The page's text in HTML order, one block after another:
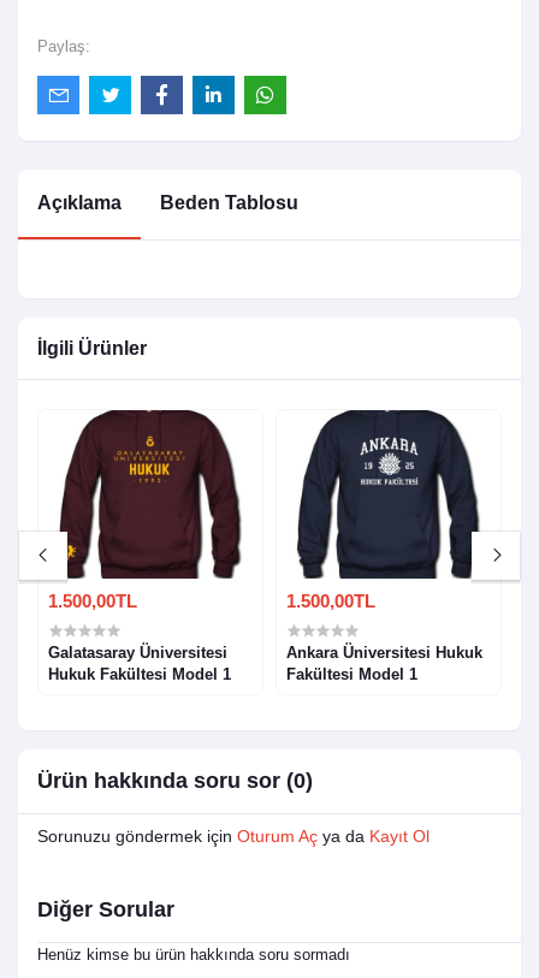
Paylaş:
Açıklama Beden Tablosu
İlgili Ürünler
1.500,00TL
Galatasaray Üniversitesi
Hukuk Fakültesi Model 1
1.500,00TL
Ankara Üniversitesi Hukuk
Fakültesi Model 1
Ürün hakkında soru sor (0)
Sorunuzu göndermek için Oturum Aç ya da Kayıt Ol
Diğer Sorular
Henüz kimse bu ürün hakkında soru sormadı